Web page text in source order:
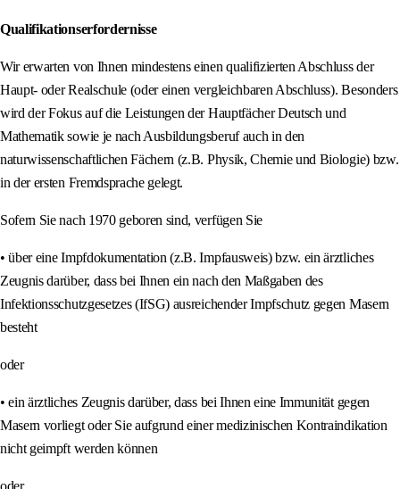
Qualifikationserfordernisse
Wir erwarten von Ihnen mindestens einen qualifizierten Abschluss der
Haupt- oder Realschule (oder einen vergleichbaren Abschluss). Besonders
wird der Fokus auf die Leistungen der Hauptfächer Deutsch und
Mathematik sowie je nach Ausbildungsberuf auch in den
naturwissenschaftlichen Fächern (z.B. Physik, Chemie und Biologie) bzw.
in der ersten Fremdsprache gelegt.
Sofern Sie nach 1970 geboren sind, verfügen Sie
• über eine Impfdokumentation (z.B. Impfausweis) bzw. ein ärztliches
Zeugnis darüber, dass bei Ihnen ein nach den Maßgaben des
Infektionsschutzgesetzes (IfSG) ausreichender Impfschutz gegen Masern
besteht
oder
• ein ärztliches Zeugnis darüber, dass bei Ihnen eine Immunität gegen
Masern vorliegt oder Sie aufgrund einer medizinischen Kontraindikation
nicht geimpft werden können
oder